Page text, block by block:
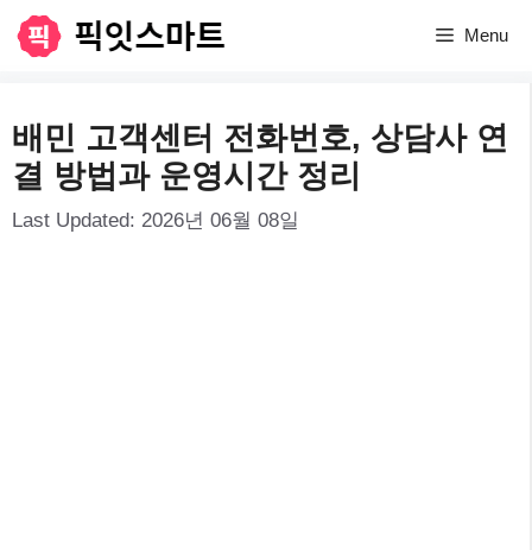
로
건
너
Menu
배민 고객센터 전화번호, 상담사 연
결 방법과 운영시간 정리
Last Updated: 2026년 06월 08일